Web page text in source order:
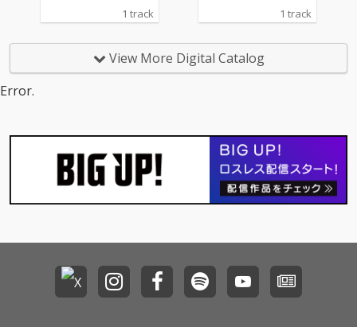
トとのコラボレーショ
れる作品に仕上がっ
定。『Side B』の世界
観を各地へ届けてい
く。
トとのコラボレーショ
れる作品に仕上がっ
定。『Side B』の世界
観を各地へ届けてい
く。
MuKuRoをフィーチャ
ングルを発表。本作
は、2000年代ダンスホ
a Soundsに新加入した
R&BアーティストSWE
Eによるメロウなボー
カルとリリックに、沖
ル、そしてダンスホー
ルライクなフロウが融
合。ジャンルを横断し
1 track
MuKuRoをフィーチャ
ングルを発表。本作
は、2000年代ダンスホ
いる。 IO率いるVerret
a Soundsに新加入した
R&BアーティストSWE
Eによるメロウなボー
カルとリリックに、沖
ル、そしてダンスホー
ルライクなフロウが融
合。ジャンルを横断し
1 track
View More Digital Catalog
Error.